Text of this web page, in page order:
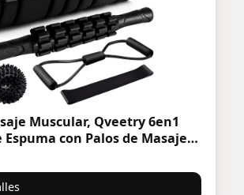
Muscular, Qveetry 6en1
Espuma con Palos de Masaje,
Foam Roller para
Masaje de Tejido Profundo